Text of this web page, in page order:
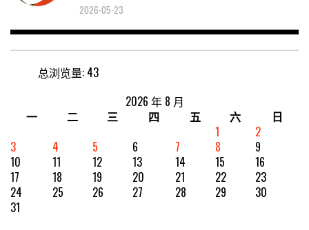
2026-05-23
总浏览量: 43
2026 年 8 月
一
二 三 四 五 六
日
1
2
3
4 5 6 7 8
9
10
11 12 13 14 15
16
17
18 19 20 21 22
23
24
25 26 27 28 29
30
31